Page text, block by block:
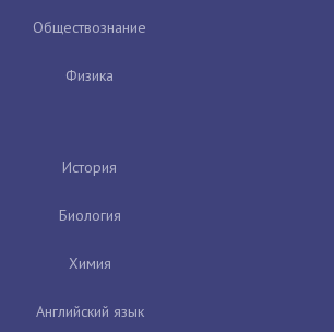
Обществознание
Физика
История
Биология
Химия
Английский язык